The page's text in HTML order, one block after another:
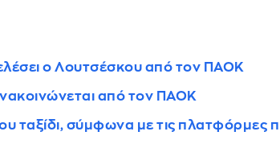
ο Λουτσέσκου από τον ΠΑΟΚ
από τον ΠΑΟΚ
ταξίδι, σύμφωνα με τις πλατφόρμες